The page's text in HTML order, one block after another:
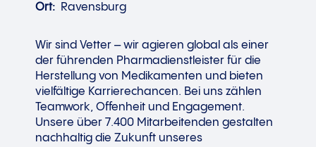
Ort: Ravensburg
Wir sind Vetter – wir agieren global als einer
der führenden Pharmadienstleister für die
Herstellung von Medikamenten und bieten
vielfältige Karrierechancen. Bei uns zählen
Teamwork, Offenheit und Engagement.
Unsere über 7.400 Mitarbeitenden gestalten
nachhaltig die Zukunft unseres